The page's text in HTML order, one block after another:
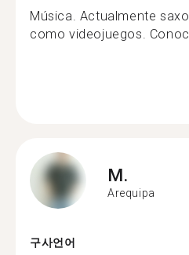
Música. Actualmente
como videojuegos.
M.
Arequipa
구사언어